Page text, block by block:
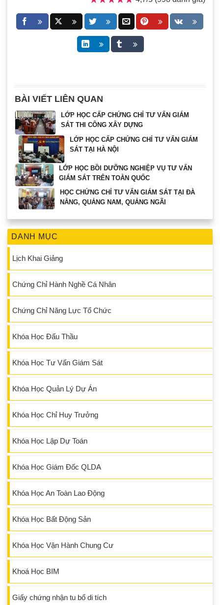
DANH MỤC
Lịch Khai Giảng
Chứng Chỉ Hành Nghề Cá Nhân
Chứng Chỉ Năng Lực Tổ Chức
Khóa Học Đấu Thầu
Khóa Học Tư Vấn Giám Sát
Khóa Học Quản Lý Dự Án
Khóa Học Chỉ Huy Trưởng
Khóa Học Lập Dự Toán
Khóa Học Giám Đốc QLDA
Khóa Học An Toàn Lao Động
Khóa Học Bất Động Sản
Khóa Học Vận Hành Chung Cư
Khoá Học BIM
Giấy chứng nhận tu bổ di tích
BÀI VIẾT LIÊN QUAN
LỚP HỌC CẤP CHỨNG CHỈ TƯ VẤN GIÁM
SÁT THI CÔNG XÂY DỰNG
LỚP HỌC CẤP CHỨNG CHỈ TƯ VẤN GIÁM
SÁT TẠI HÀ NỘI
LỚP HỌC BỒI DƯỠNG NGHIỆP VỤ TƯ VẤN
GIÁM SÁT TRÊN TOÀN QUỐC
HỌC CHỨNG CHỈ TƯ VẤN GIÁM SÁT TẠI ĐÀ
NẴNG, QUẢNG NAM, QUẢNG NGÃI